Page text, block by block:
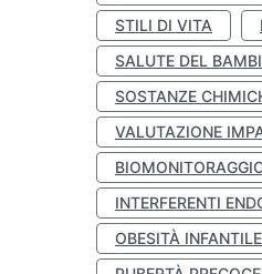
STILI DI VITA
SALUTE DEL
SOSTANZE
VALUTAZIONE
INTERFERENTI
OBESITÀ INFANTILE